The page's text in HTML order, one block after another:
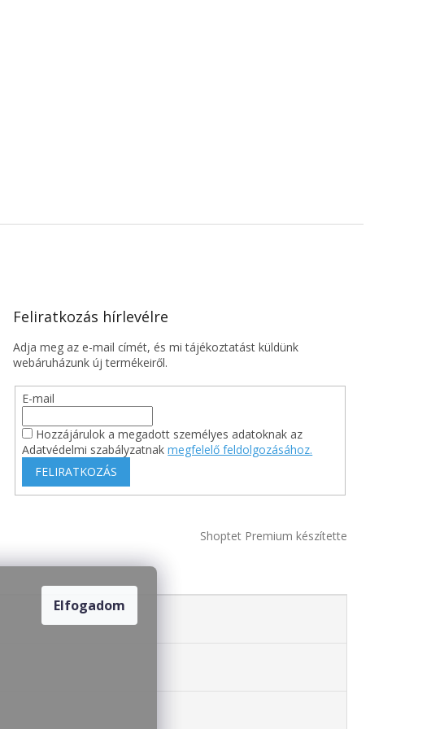
Elfogadom
Feliratkozás hírlevélre
Adja meg az e-mail címét, és mi tájékoztatást küldünk
webáruházunk új termékeiről.
E-mail
Hozzájárulok a megadott személyes adatoknak az
Adatvédelmi szabályzatnakmegfelelő feldolgozásához.
FELIRATKOZÁS
Shoptet Premium készítette